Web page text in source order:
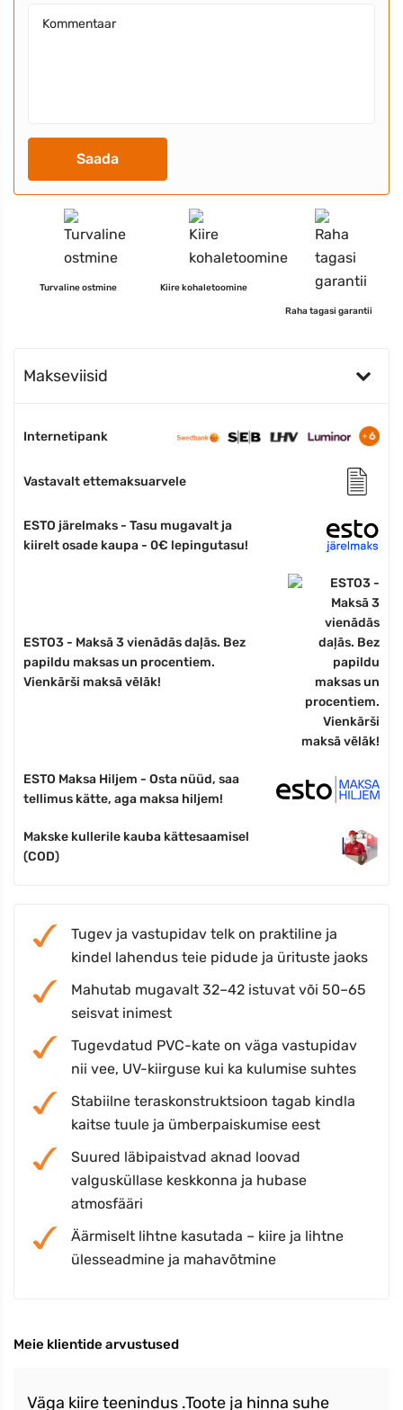
Saada
Turvaline ostmine Kiire kohaletoomine
Raha tagasi garantii
Makseviisid
Internetipank
Vastavalt ettemaksuarvele
ESTO järelmaks - Tasu mugavalt ja
kiirelt osade kaupa - 0€ lepingutasu!
ESTO3 - Maksā 3 vienādās daļās. Bez
papildu maksas un procentiem.
Vienkārši maksā vēlāk!
ESTO Maksa Hiljem - Osta nüüd, saa
tellimus kätte, aga maksa hiljem!
Makske kullerile kauba kättesaamisel
(COD)
Tugev ja vastupidav telk on praktiline ja
kindel lahendus teie pidude ja ürituste jaoks
Mahutab mugavalt 32–42 istuvat või 50–65
seisvat inimest
Tugevdatud PVC-kate on väga vastupidav
nii vee, UV-kiirguse kui ka kulumise suhtes
Stabiilne teraskonstruktsioon tagab kindla
kaitse tuule ja ümberpaiskumise eest
Suured läbipaistvad aknad loovad
valgusküllase keskkonna ja hubase
atmosfääri
Äärmiselt lihtne kasutada – kiire ja lihtne
ülesseadmine ja mahavõtmine
Meie klientide arvustused
Väga kiire teenindus .Toote ja hinna suhe